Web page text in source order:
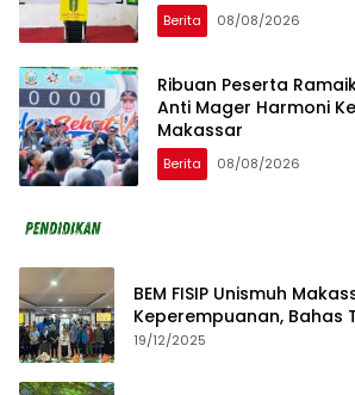
Berita 08/08/2026
Ribuan Peserta
Anti Mager Harmoni
Makassar
Berita 08/08/2026
BEM FISIP Unismuh
Keperempuanan, Bahas
dan Budaya Lokal
19/12/2025